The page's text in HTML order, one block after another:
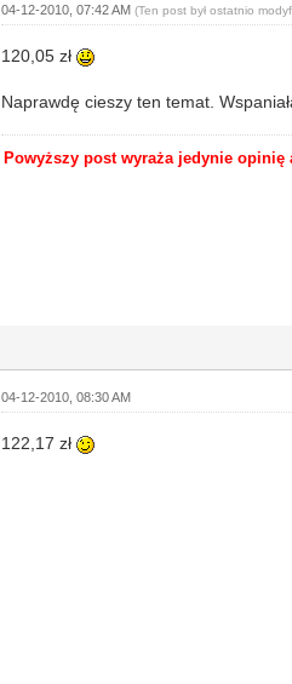
04-12-2010, 07:42 AM(Ten post był ostatnio
120,05 zł
Naprawdę cieszy ten temat.
Powyższy post wyraża jedynie
04-12-2010, 08:30 AM
122,17 zł